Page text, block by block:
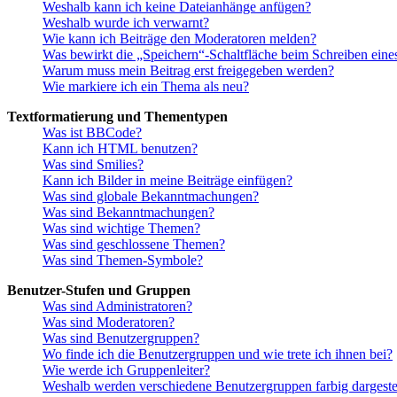
Weshalb kann ich keine Dateianhänge anfügen?
Weshalb wurde ich verwarnt?
Wie kann ich Beiträge den Moderatoren melden?
Was bewirkt die „Speichern“-Schaltfläche beim Schreiben
Warum muss mein Beitrag erst freigegeben werden?
Wie markiere ich ein Thema als neu?
Textformatierung und Thementypen
Was ist BBCode?
Kann ich HTML benutzen?
Was sind Smilies?
Kann ich Bilder in meine Beiträge einfügen?
Was sind globale Bekanntmachungen?
Was sind Bekanntmachungen?
Was sind wichtige Themen?
Was sind geschlossene Themen?
Was sind Themen-Symbole?
Benutzer-Stufen und Gruppen
Was sind Administratoren?
Was sind Moderatoren?
Was sind Benutzergruppen?
Wo finde ich die Benutzergruppen und wie trete ich ihnen bei?
Wie werde ich Gruppenleiter?
Weshalb werden verschiedene Benutzergruppen farbig